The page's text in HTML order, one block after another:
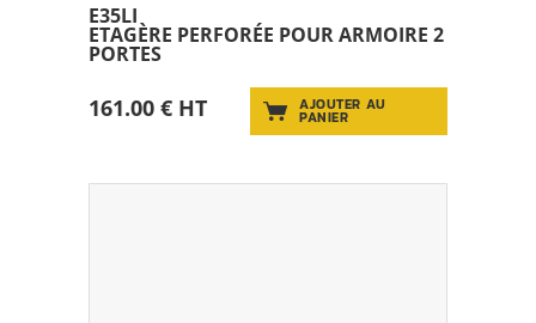
E35LI
ETAGÈRE PERFORÉE POUR ARMOIRE 2
PORTES
161.00 € HT AJOUTER AU
PANIER